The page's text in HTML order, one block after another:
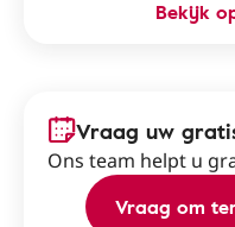
Bekijk
Vraag uw
Ons team helpt u
Vraag om